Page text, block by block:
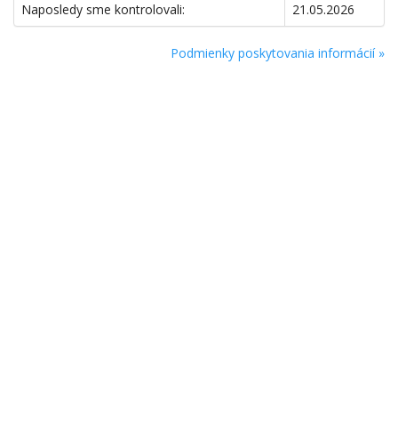
Naposledy sme kontrolovali:
21.05.2026
Podmienky poskytovania informácií »